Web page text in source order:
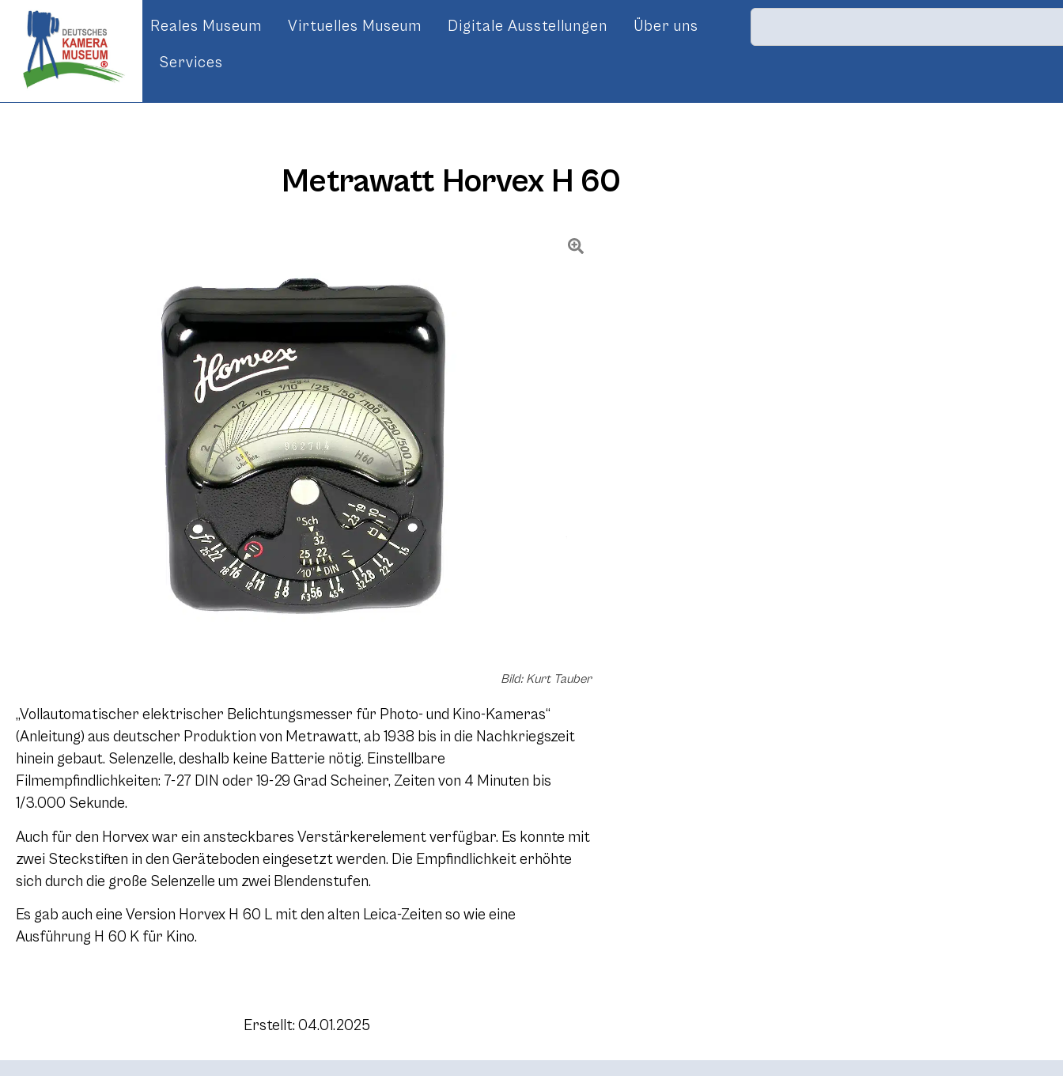
Reales Museum Virtuelles Museum Digitale Ausstellungen Über uns
Services
Metrawatt Horvex H 60
Bild: Kurt Tauber
„Vollautomatischer elektrischer Belichtungsmesser für Photo- und Kino-Kameras“
(Anleitung) aus deutscher Produktion von Metrawatt, ab 1938 bis in die Nachkriegszeit
hinein gebaut. Selenzelle, deshalb keine Batterie nötig. Einstellbare
Filmempfindlichkeiten: 7-27 DIN oder 19-29 Grad Scheiner, Zeiten von 4 Minuten bis
1/3.000 Sekunde.
Auch für den Horvex war ein ansteckbares Verstärkerelement verfügbar. Es konnte mit
zwei Steckstiften in den Geräteboden eingesetzt werden. Die Empfindlichkeit erhöhte
sich durch die große Selenzelle um zwei Blendenstufen.
Es gab auch eine Version Horvex H 60 L mit den alten Leica-Zeiten so wie eine
Ausführung H 60 K für Kino.
Erstellt: 04.01.2025